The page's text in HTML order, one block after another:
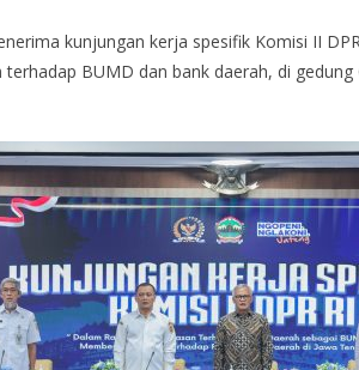
kunjungan kerja spesifik Komisi II
BUMD dan bank daerah, di